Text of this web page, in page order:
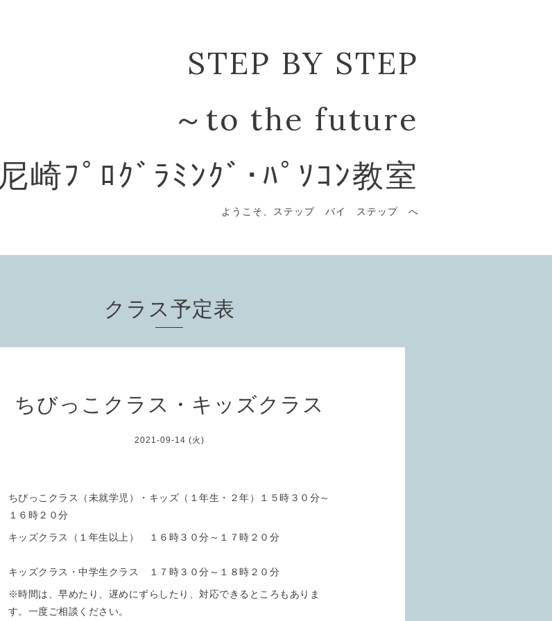
STEP BY STEP
～to the future
尼崎ﾌﾟﾛｸﾞﾗﾐﾝｸﾞ･ﾊﾟｿｺﾝ教室
ようこそ、ステップ バイ ステップ へ
クラス予定表
ちびっこクラス・キッズクラス
2021-09-14 (火)
ちびっこクラス（未就学児）・キッズ（１年生・２年）１５時３０分～
１６時２０分
キッズクラス（１年生以上） １６時３０分～１７時２０分
キッズクラス・中学生クラス １７時３０分～１８時２０分
※時間は、早めたり、遅めにずらしたり、対応できるところもありま
す。一度ご相談ください。